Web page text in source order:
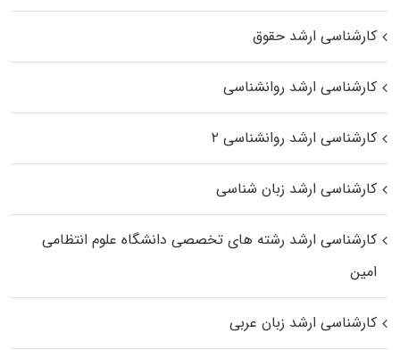
کارشناسی ارشد حقوق
کارشناسی ارشد روانشناسی
کارشناسی ارشد روانشناسی ۲
کارشناسی ارشد زبان شناسی
کارشناسی ارشد رﺷﺘﻪ ﻫﺎی تخصصی داﻧﺸﮕﺎه ﻋﻠﻮم انتظامی
اﻣﻴﻦ
کارشناسی ارشد زبان عربی